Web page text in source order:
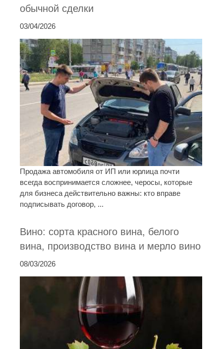
обычной сделки
03/04/2026
Продажа автомобиля от ИП или юрлица почти
всегда воспринимается сложнее, черосы, которые
для бизнеса действительно важны: кто вправе
подписывать договор, ...
Вино: сорта красного вина, белого
вина, производство вина и мерло вино
08/03/2026